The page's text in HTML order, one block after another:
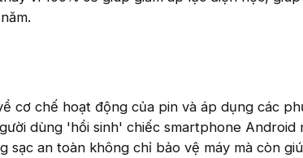
cơ chế hoạt động của pin và áp dụng các
dùng 'hồi sinh' chiếc smartphone Android
sạc an toàn không chỉ bảo vệ máy mà còn